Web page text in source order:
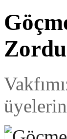
Vakfımızda Görev
Giresun İmam